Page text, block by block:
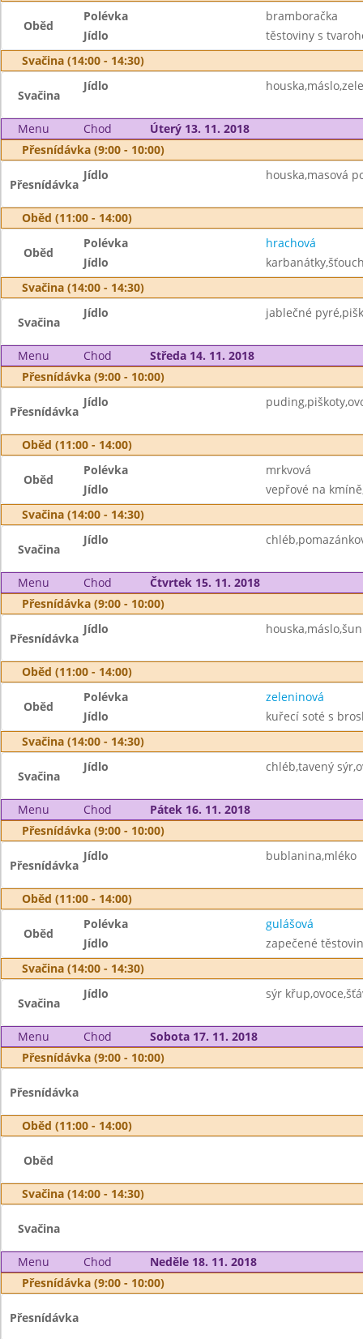
Oběd
Polévka
bramboračka
Jídlo
těstoviny s
Svačina (14:00 - 14:30)
Svačina
Jídlo
Menu Chod
Úterý 13. 11. 2018
Přesnídávka (9:00 - 10:00)
Přesnídávka
Jídlo houska,masová
Oběd (11:00 - 14:00)
Oběd
Polévka
hrachová
Jídlo
Svačina (14:00 - 14:30)
Svačina
Jídlo jablečné
Menu Chod
Středa 14. 11. 2018
Přesnídávka (9:00 - 10:00)
Přesnídávka
Jídlo
Oběd (11:00 - 14:00)
Oběd
Polévka
mrkvová
Jídlo
vepřové na
Svačina (14:00 - 14:30)
Svačina
Jídlo
Menu Chod
Čtvrtek 15. 11. 2018
Přesnídávka (9:00 - 10:00)
Přesnídávka
Jídlo
Oběd (11:00 - 14:00)
Oběd
Polévka
zeleninová
Jídlo
kuřecí soté s
Svačina (14:00 - 14:30)
Svačina
Jídlo chléb,tavený
Menu Chod
Pátek 16. 11. 2018
Přesnídávka (9:00 - 10:00)
Přesnídávka
Jídlo bublanina,mléko
Oběd (11:00 - 14:00)
Oběd
Polévka
gulášová
Jídlo
zapečené
Svačina (14:00 - 14:30)
Svačina
Jídlo sýr
Menu Chod
Sobota 17. 11. 2018
Přesnídávka (9:00 - 10:00)
Přesnídávka
Oběd (11:00 - 14:00)
Oběd
Svačina (14:00 - 14:30)
Svačina
Menu Chod
Neděle 18. 11. 2018
Přesnídávka (9:00 - 10:00)
Přesnídávka